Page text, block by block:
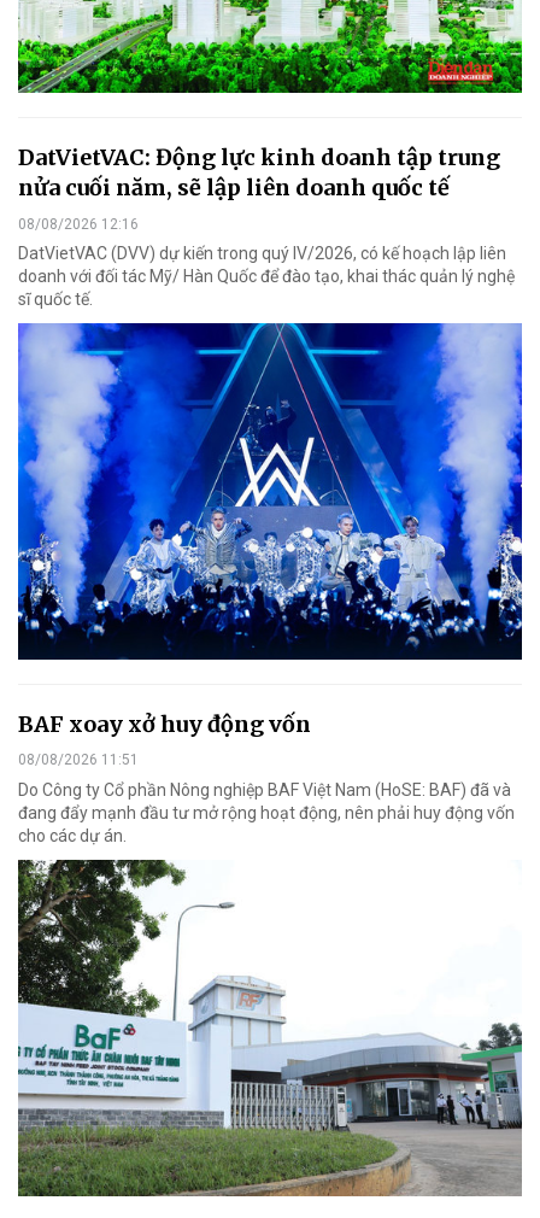
DatVietVAC: Động lực kinh doanh tập trung
nửa cuối năm, sẽ lập liên doanh quốc tế
08/08/2026 12:16
DatVietVAC (DVV) dự kiến trong quý IV/2026, có kế hoạch lập liên
doanh với đối tác Mỹ/ Hàn Quốc để đào tạo, khai thác quản lý nghệ
sĩ quốc tế.
BAF xoay xở huy động vốn
08/08/2026 11:51
Do Công ty Cổ phần Nông nghiệp BAF Việt Nam (HoSE: BAF) đã và
đang đẩy mạnh đầu tư mở rộng hoạt động, nên phải huy động vốn
cho các dự án.